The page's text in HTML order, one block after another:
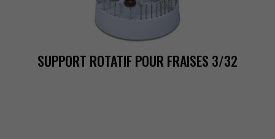
SUPPORTROTATIFPOURFRAISES3/32